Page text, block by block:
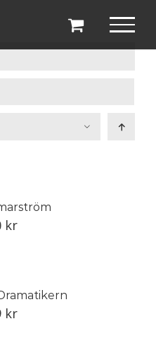
kr
kr